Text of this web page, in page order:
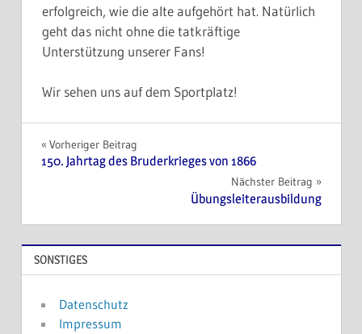
erfolgreich, wie die alte aufgehört hat. Natürlich
geht das nicht ohne die tatkräftige
Unterstützung unserer Fans!
Wir sehen uns auf dem Sportplatz!
Beitragsnavigation
Vorheriger Beitrag
150. Jahrtag des Bruderkrieges von 1866
Nächster Beitrag
Übungsleiterausbildung
SONSTIGES
Datenschutz
Impressum